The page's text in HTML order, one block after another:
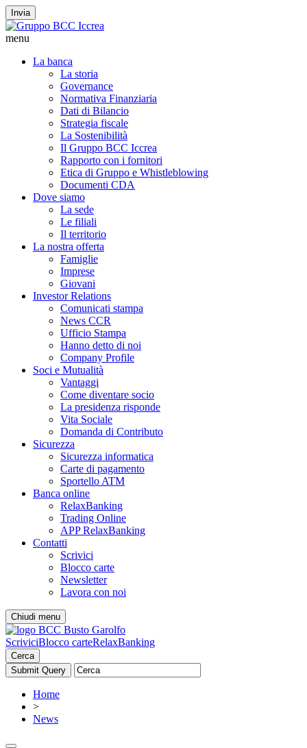
Invia
menu
La banca
La storia
Governance
Normativa Finanziaria
Dati di Bilancio
Strategia fiscale
La Sostenibilità
Il Gruppo BCC Iccrea
Rapporto con i fornitori
Etica di Gruppo e Whistleblowing
Documenti CDA
Dove siamo
La sede
Le filiali
Il territorio
La nostra offerta
Famiglie
Imprese
Giovani
Investor Relations
Comunicati stampa
News CCR
Ufficio Stampa
Hanno detto di noi
Company Profile
Soci e Mutualità
Vantaggi
Come diventare socio
La presidenza risponde
Vita Sociale
Domanda di Contributo
Sicurezza
Sicurezza informatica
Carte di pagamento
Sportello ATM
Banca online
RelaxBanking
Trading Online
APP RelaxBanking
Contatti
Scrivici
Blocco carte
Newsletter
Lavora con noi
Chiudi menu
ScriviciBlocco carteRelaxBanking
Cerca
Home
>
News